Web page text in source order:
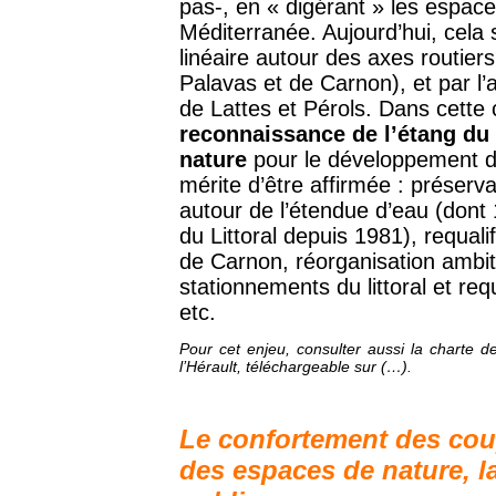
pas-, en « digérant » les
Méditerranée. Aujourd’hui,
linéaire autour des axes
Palavas et de Carnon), et par
de Lattes et Pérols. Dans
reconnaissance de l’étang
nature pour le développement
mérite d’être affirmée :
autour de l’étendue d’eau
du Littoral depuis 1981),
de Carnon, réorganisation
stationnements du littoral et
etc.
Pour cet enjeu, consulter aussi la charte
l’Hérault, téléchargeable sur (…).
Le confortement des
des espaces de nature,